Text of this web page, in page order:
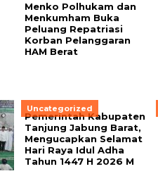
Menko Polhukam dan
Menkumham Buka
Peluang Repatriasi
Korban Pelanggaran
HAM Berat
Uncategorized
Pemerintah Kabupaten
Tanjung Jabung Barat,
Mengucapkan Selamat
Hari Raya Idul Adha
Tahun 1447 H 2026 M